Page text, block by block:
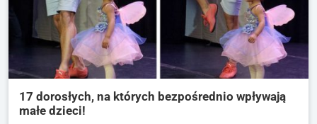
17 dorosłych, na których bezpośrednio wpływają
małe dzieci!